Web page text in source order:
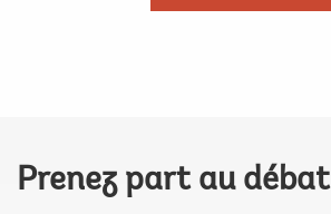
Prenez part au débat